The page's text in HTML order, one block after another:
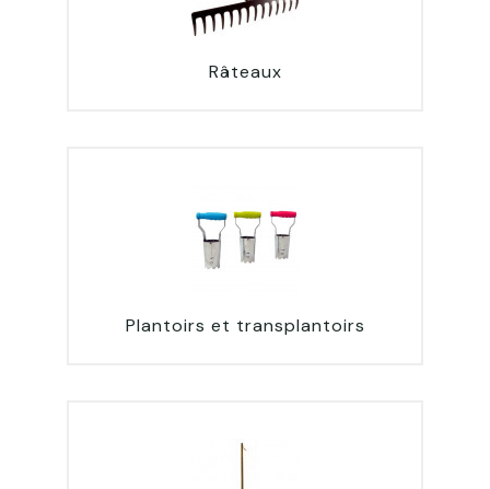
Râteaux
Plantoirs et transplantoirs